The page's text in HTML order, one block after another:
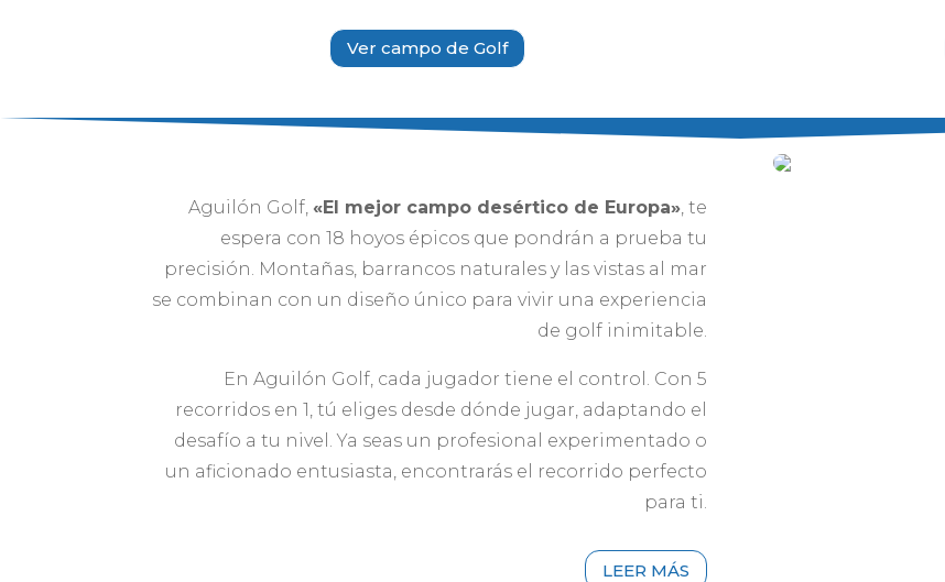
Ver campo de Golf
Aguilón Golf, «El mejor campo desértico de Europa», te
espera con 18 hoyos épicos que pondrán a prueba tu
precisión. Montañas, barrancos naturales y las vistas al mar
se combinan con un diseño único para vivir una experiencia
de golf inimitable.
En Aguilón Golf, cada jugador tiene el control. Con 5
recorridos en 1, tú eliges desde dónde jugar, adaptando el
desafío a tu nivel. Ya seas un profesional experimentado o
un aficionado entusiasta, encontrarás el recorrido perfecto
para ti.
LEER MÁS